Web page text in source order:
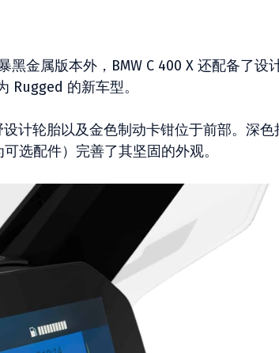
金属版本外，BMW C 400 X 还配备了设
Rugged 的​​新车型。
计轮胎以及金色制动卡钳位于前部。深色
选配件）完善了其坚固的外观。